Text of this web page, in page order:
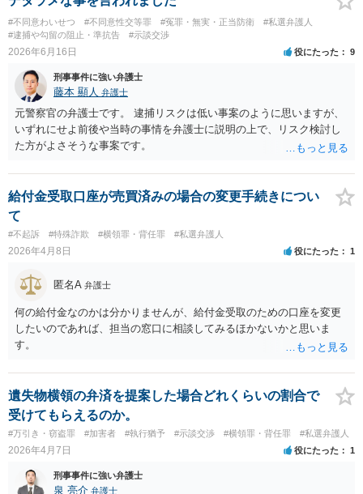
#不同意わいせつ #不同意性交等罪 #冤罪・無実・正当防衛
#私選弁護人
#逮捕や勾留の阻止・準抗告
#示談交渉
2026年6月16日 役にたった 9
刑事事件に強い弁護士
藤本 顯人 弁護士
元警察官の弁護士です。 逮捕リスクは低い事案のように思いますが、
いずれにせよ前後や当時の事情を弁護士に説明の上で、リスク検討し
た方がよさそうな事案です。
給付金受取口座が売買済みの場合の変更手続きについ
て
#不起訴 #特殊詐欺 #横領罪・背任罪 #私選弁護人
2026年4月8日 役にたった 1
匿名A 弁護士
何の給付金なのかは分かりませんが、給付金受取のための口座を変更
したいのであれば、担当の窓口に相談してみるほかないかと思いま
す。
遺失物横領の弁済を提案した場合どれくらいの割合で
受けてもらえるのか。
#万引き・窃盗罪 #加害者 #執行猶予 #示談交渉 #横領罪・背任罪 #私選弁護人
2026年4月7日 役にたった 1
刑事事件に強い弁護士
泉 亮介 弁護士